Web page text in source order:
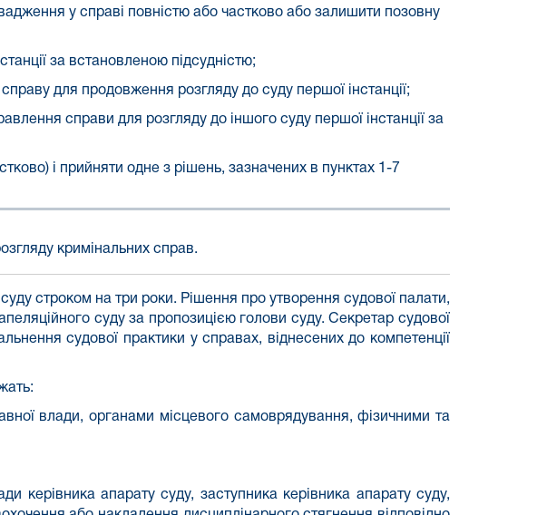
у справі повністю або частково або залишити позовну
за встановленою підсудністю;
для продовження розгляду до суду першої інстанції;
справи для розгляду до іншого суду першої інстанції за
і прийняти одне з рішень, зазначених в пунктах 1-7
кримінальних справ.
строком на три роки. Рішення про утворення судової палати,
суду за пропозицією голови суду. Секретар судової
судової практики у справах, віднесених до компетенції
влади, органами місцевого самоврядування, фізичними та
керівника апарату суду, заступника керівника апарату суду,